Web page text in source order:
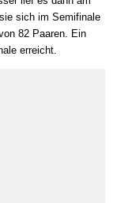
sich im Semifinale
82 Paaren. Ein
erreicht.